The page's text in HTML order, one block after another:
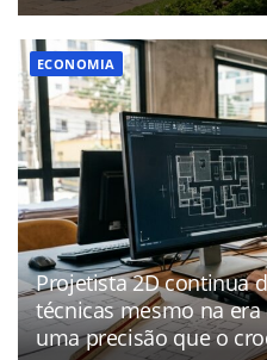
ECONOMIA
Projetista 2D continua
técnicas mesmo na
uma precisão que o